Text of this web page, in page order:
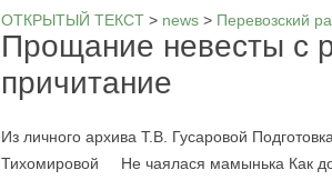
ОТКРЫТЫЙ ТЕКСТ > news > Перевозский
Прощание невесты с
причитание
Из личного архива Т.В. Гусаровой
Тихомировой Не чаялася мамынька Как